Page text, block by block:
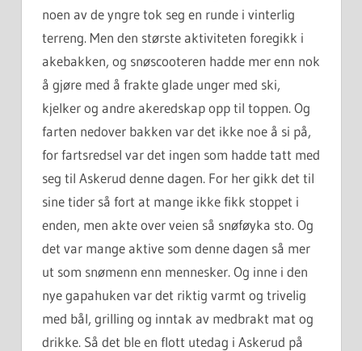
noen av de yngre tok seg en runde i vinterlig
terreng. Men den største aktiviteten foregikk i
akebakken, og snøscooteren hadde mer enn nok
å gjøre med å frakte glade unger med ski,
kjelker og andre akeredskap opp til toppen. Og
farten nedover bakken var det ikke noe å si på,
for fartsredsel var det ingen som hadde tatt med
seg til Askerud denne dagen. For her gikk det til
sine tider så fort at mange ikke fikk stoppet i
enden, men akte over veien så snøføyka sto. Og
det var mange aktive som denne dagen så mer
ut som snømenn enn mennesker. Og inne i den
nye gapahuken var det riktig varmt og trivelig
med bål, grilling og inntak av medbrakt mat og
drikke. Så det ble en flott utedag i Askerud på